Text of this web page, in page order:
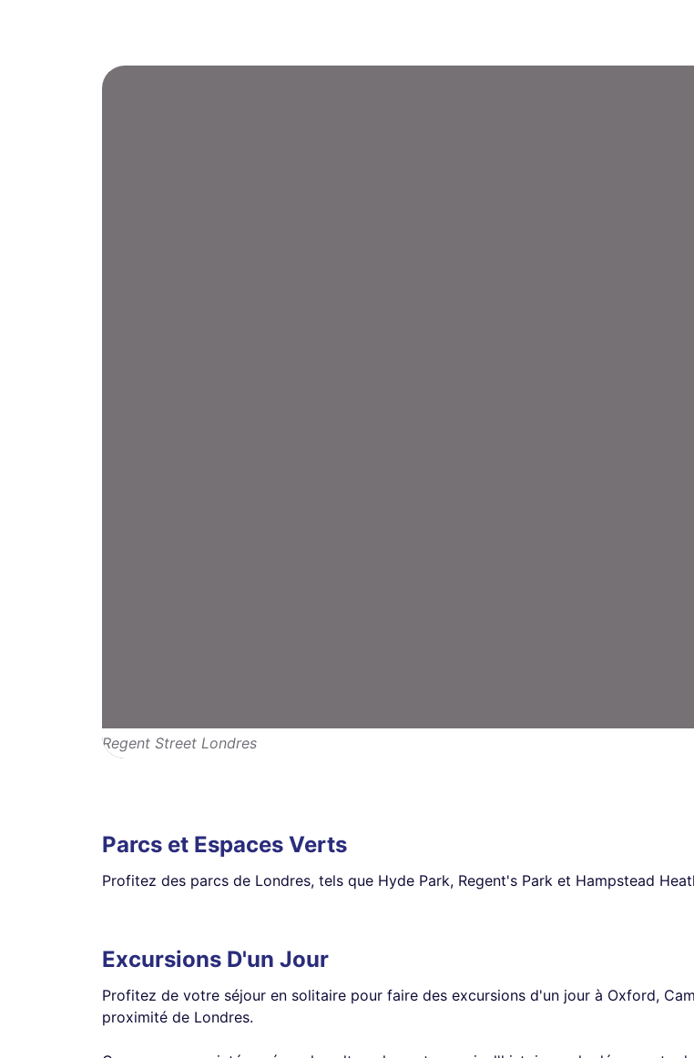
Regent Street Londres
Parcs et Espaces Verts
Profitez des parcs de Londres, tels que Hyde Park, Regent's Park et Hampstead
Excursions D'un Jour
Profitez de votre séjour en solitaire pour faire des excursions d'un jour à Oxford,
proximité de Londres.